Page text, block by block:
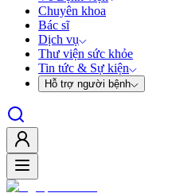
Chuyên khoa
Bác sĩ
Dịch vụ
Thư viện sức khỏe
Tin tức & Sự kiện
Hỗ trợ người bệnh